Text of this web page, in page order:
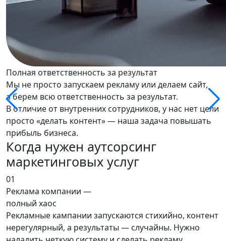
Полная ответственность за результат
Мы не просто запускаем рекламу или делаем сайт,
а берем всю ответственность за результат.
В отличие от внутренних сотрудников, у нас нет цели
просто «делать контент» — наша задача повышать
прибыль бизнеса.
Когда нужен аутсорсинг
маркетинговых услуг
01
Реклама компании —
полный хаос
Рекламные кампании запускаются стихийно, контент
нерегулярный, а результаты — случайны. Нужно